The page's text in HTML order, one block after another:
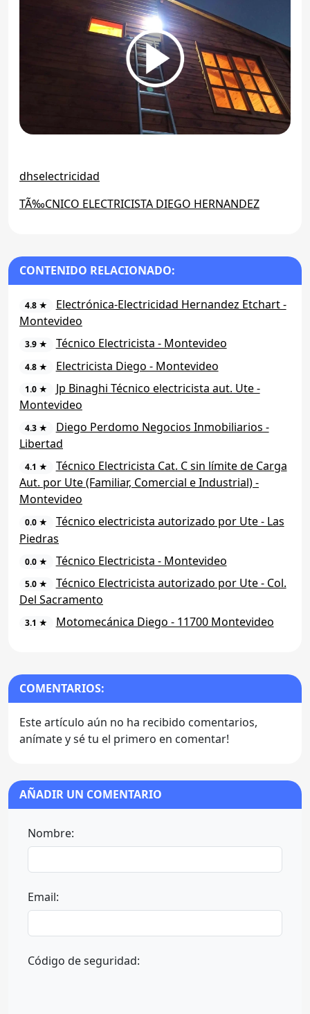
dhselectricidad
TÃ‰CNICO ELECTRICISTA DIEGO HERNANDEZ
CONTENIDO RELACIONADO:
4.8 ★
Electrónica-Electricidad Hernandez Etchart -
Montevideo
3.9 ★ Técnico Electricista - Montevideo
4.8 ★ Electricista Diego - Montevideo
1.0 ★
Jp Binaghi Técnico electricista aut. Ute -
Montevideo
4.3 ★
Diego Perdomo Negocios Inmobiliarios -
Libertad
4.1 ★
Técnico Electricista Cat. C sin límite de Carga
Aut. por Ute (Familiar, Comercial e Industrial) -
Montevideo
0.0 ★
Técnico electricista autorizado por Ute - Las
Piedras
0.0 ★ Técnico Electricista - Montevideo
5.0 ★
Técnico Electricista autorizado por Ute - Col.
Del Sacramento
3.1 ★ Motomecánica Diego - 11700 Montevideo
COMENTARIOS:
Este artículo aún no ha recibido comentarios,
anímate y sé tu el primero en comentar!
AÑADIR UN COMENTARIO
Nombre:
Email:
Código de seguridad: